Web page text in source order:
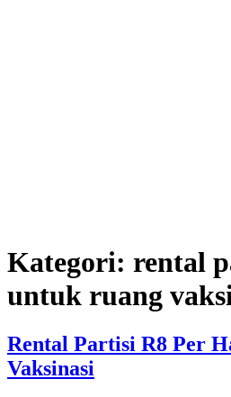
Kategori: rental
untuk ruang
Rental Partisi R8 Per
Vaksinasi